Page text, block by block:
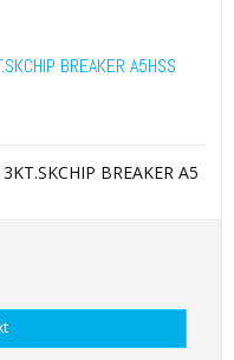
BREAKER A5HSS
BREAKER A5